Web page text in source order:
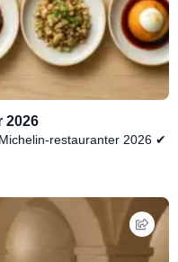
2026
restauranter 2026 ✔